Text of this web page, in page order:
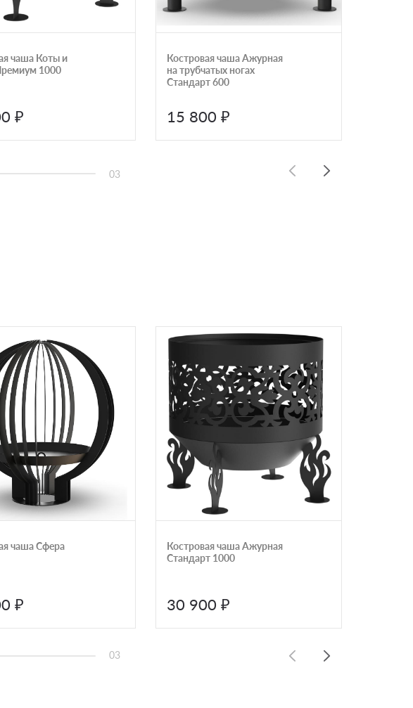
чаша Коты и
1000
₽
Костровая чаша Ажурная
на трубчатых ногах
Стандарт 600
15 800 ₽
03
чаша Сфера
₽
Костровая чаша Ажурная
Стандарт 1000
30 900 ₽
03